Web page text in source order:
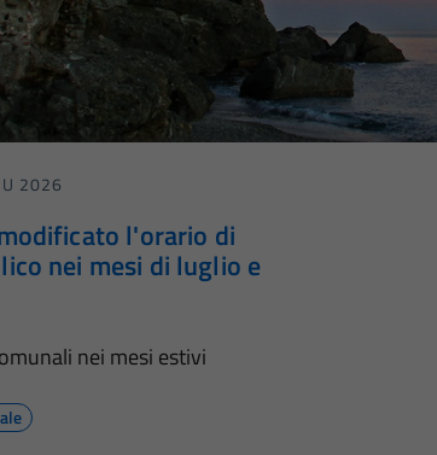
2026
l'orario di
nei mesi di luglio e
nei mesi estivi